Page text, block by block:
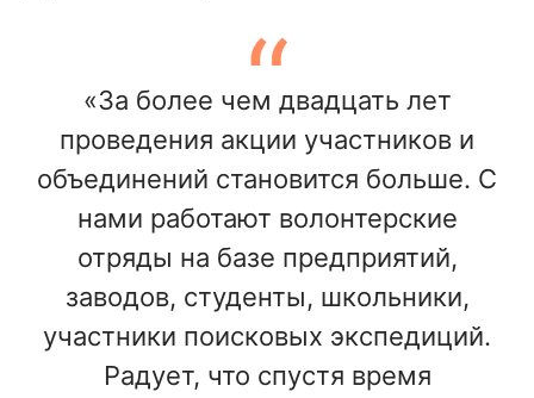
«За более чем двадцать лет
проведения акции участников и
объединений становится больше. С
нами работают волонтерские
отряды на базе предприятий,
заводов, студенты, школьники,
участники поисковых экспедиций.
Радует, что спустя время